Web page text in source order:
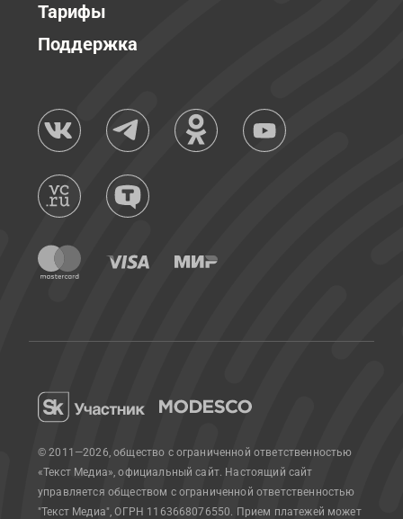
Тарифы
Поддержка
© 2011—2026, общество с ограниченной ответственностью
«Текст Медиа», официальный сайт. Настоящий сайт
управляется обществом с ограниченной ответственностью
"Текст Медиа", ОГРН 1163668076550. Прием платежей может